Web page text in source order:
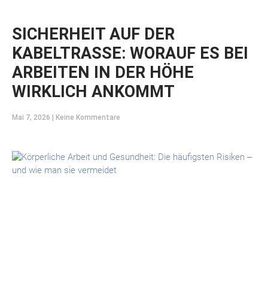
SICHERHEIT AUF DER
KABELTRASSE: WORAUF ES BEI
ARBEITEN IN DER HÖHE
WIRKLICH ANKOMMT
Mai 7, 2026 Keine Kommentare